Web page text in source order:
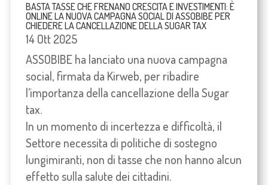
BASTA TASSE CHE FRENANO CRESCITA E INVESTIMENTI: È
ONLINE LA NUOVA CAMPAGNA SOCIAL DI ASSOBIBE PER
CHIEDERE LA CANCELLAZIONE DELLA SUGAR TAX
14 Ott 2025
ASSOBIBE ha lanciato una nuova campagna
social, firmata da Kirweb, per ribadire
l’importanza della cancellazione della Sugar
tax.
In un momento di incertezza e difficoltà, il
Settore necessita di politiche di sostegno
lungimiranti, non di tasse che non hanno alcun
effetto sulla salute dei cittadini.